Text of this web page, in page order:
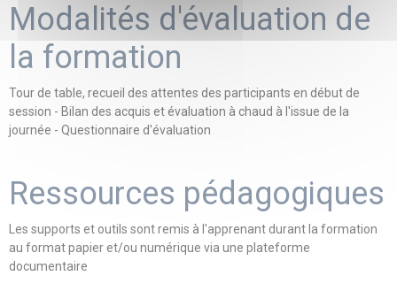
Modalités d'évaluation de
la formation
Tour de table, recueil des attentes des participants en début de
session - Bilan des acquis et évaluation à chaud à l'issue de la
journée - Questionnaire d'évaluation
Ressources pédagogiques
Les supports et outils sont remis à l'apprenant durant la formation
au format papier et/ou numérique via une plateforme
documentaire